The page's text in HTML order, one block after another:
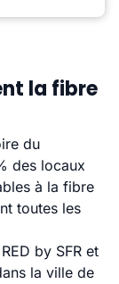
la fibre
du
des locaux
à la fibre
toutes les
by SFR et
la ville de